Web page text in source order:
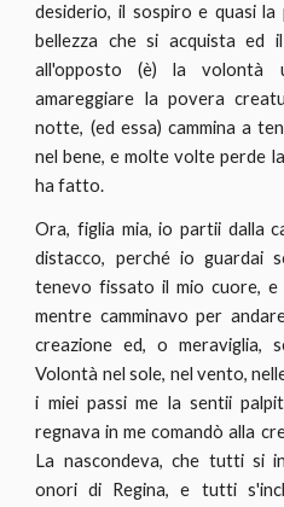
desiderio, il sospiro e quasi
bellezza che si acquista ed
all'opposto (è) la volontà
amareggiare la povera
notte, (ed essa) cammina a
nel bene, e molte volte perde
ha fatto.
Ora, figlia mia, io partii dalla
distacco, perché io guardai
tenevo fissato il mio cuore,
mentre camminavo per
creazione ed, o meraviglia,
Volontà nel sole, nel vento,
i miei passi me la sentii
regnava in me comandò alla
La nascondeva, che tutti si
onori di Regina, e tutti